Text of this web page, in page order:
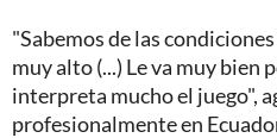
"Sabemos de las
muy alto (...) Le va muy bien
interpreta mucho el juego",
profesionalmente en